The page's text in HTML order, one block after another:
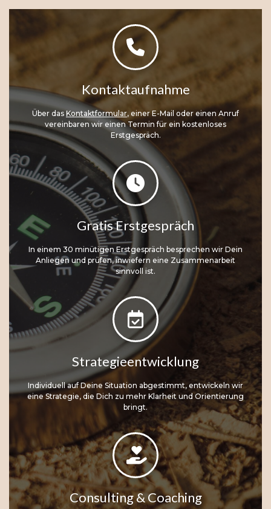
Kontaktaufnahme
Über das Kontaktformular, einer E-Mail oder einen Anruf
vereinbaren wir einen Termin für ein kostenloses
Erstgespräch.
Gratis Erstgespräch
In einem 30 minütigen Erstgespräch besprechen wir Dein
Anliegen und prüfen, inwiefern eine Zusammenarbeit
sinnvoll ist.
Strategieentwicklung
Individuell auf Deine Situation abgestimmt, entwickeln wir
eine Strategie, die Dich zu mehr Klarheit und Orientierung
bringt.
Consulting & Coaching